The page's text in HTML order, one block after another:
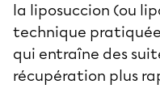
la liposuccion (ou
technique
qui entraîne des
récupération plus